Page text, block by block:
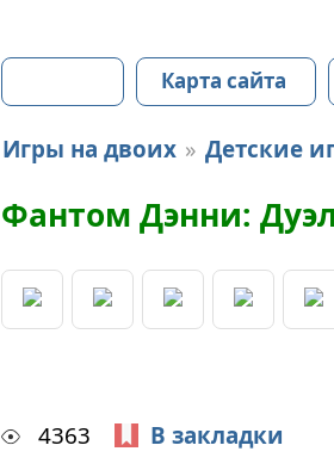
Игры на двоих » Детские
Карта сайта
Фантом Дэнни:
4363 В закладки